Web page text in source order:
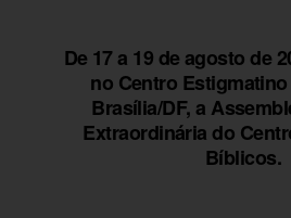
De 17 a 19 de agosto de
no Centro
Brasília/DF, a
Extraordinária do
Bíblicos.